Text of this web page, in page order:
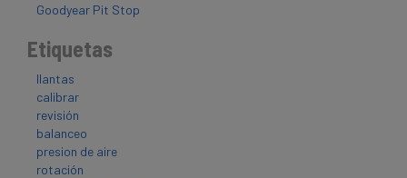
Goodyear Pit Stop
Etiquetas
llantas
calibrar
revisión
balanceo
presion de aire
rotación